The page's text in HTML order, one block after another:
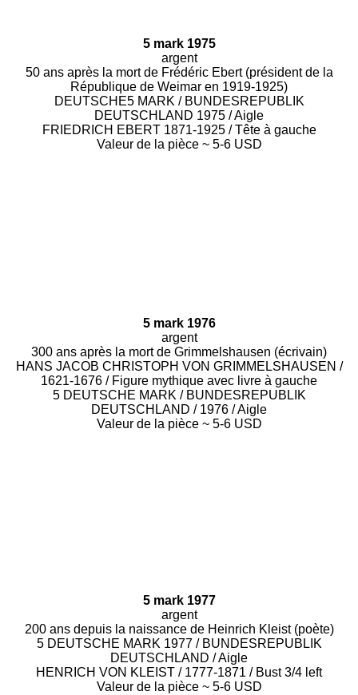
5 mark 1975
argent
50 ans après la mort de Frédéric Ebert (président de la
République de Weimar en 1919-1925)
DEUTSCHE5 MARK / BUNDESREPUBLIK
DEUTSCHLAND 1975 / Aigle
FRIEDRICH EBERT 1871-1925 / Tête à gauche
Valeur de la pièce ~ 5-6 USD
5 mark 1976
argent
300 ans après la mort de Grimmelshausen (écrivain)
HANS JACOB CHRISTOPH VON GRIMMELSHAUSEN /
1621-1676 / Figure mythique avec livre à gauche
5 DEUTSCHE MARK / BUNDESREPUBLIK
DEUTSCHLAND / 1976 / Aigle
Valeur de la pièce ~ 5-6 USD
5 mark 1977
argent
200 ans depuis la naissance de Heinrich Kleist (poète)
5 DEUTSCHE MARK 1977 / BUNDESREPUBLIK
DEUTSCHLAND / Aigle
HENRICH VON KLEIST / 1777-1871 / Bust 3/4 left
Valeur de la pièce ~ 5-6 USD